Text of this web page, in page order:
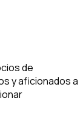
de
y aficionados a